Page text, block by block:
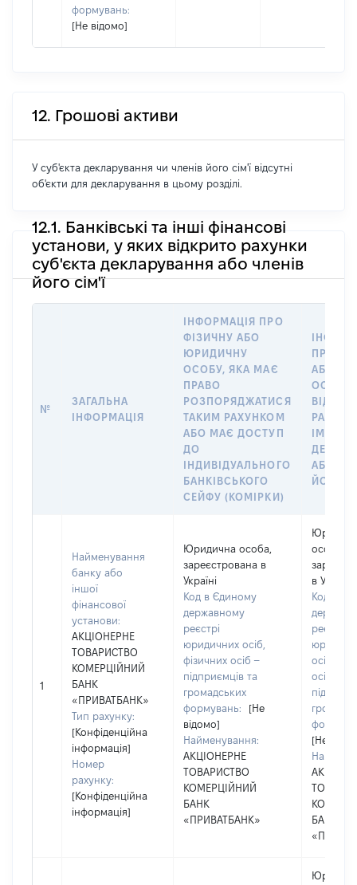
формувань:
[Не відомо]
12. Грошові активи
У суб'єкта декларування чи членів його сім'ї відсутні
об'єкти для декларування в цьому розділі.
12.1. Банківські та інші фінансові
установи, у яких відкрито рахунки
суб'єкта декларування або членів
його сім'ї
№
ЗАГАЛЬНА
ІНФОРМАЦІЯ
ІНФОРМАЦІЯ ПРО
ФІЗИЧНУ АБО
ЮРИДИЧНУ
ОСОБУ, ЯКА МАЄ
ПРАВО
РОЗПОРЯДЖАТИСЯ
ТАКИМ РАХУНКОМ
АБО МАЄ ДОСТУП
ДО
ІНДИВІДУАЛЬНОГО
БАНКІВСЬКОГО
СЕЙФУ (КОМІРКИ)
ПРО
АБО
ОСОБУ,
ІМ’Я
АБО
ЙОГО
1
Найменування
банку або
іншої
фінансової
установи:
АКЦІОНЕРНЕ
ТОВАРИСТВО
КОМЕРЦІЙНИЙ
БАНК
«ПРИВАТБАНК»
Тип рахунку:
[Конфіденційна
інформація]
Номер
рахунку:
[Конфіденційна
інформація]
Юридична особа,
зареєстрована в
Україні
Код в Єдиному
державному
реєстрі
юридичних осіб,
фізичних осіб –
підприємців та
громадських
формувань:
[Не
відомо]
Найменування:
АКЦІОНЕРНЕ
ТОВАРИСТВО
КОМЕРЦІЙНИЙ
БАНК
«ПРИВАТБАНК»
особа,
в Україні
Код в
реєстрі
осіб,
осіб –
[Не
БАНК